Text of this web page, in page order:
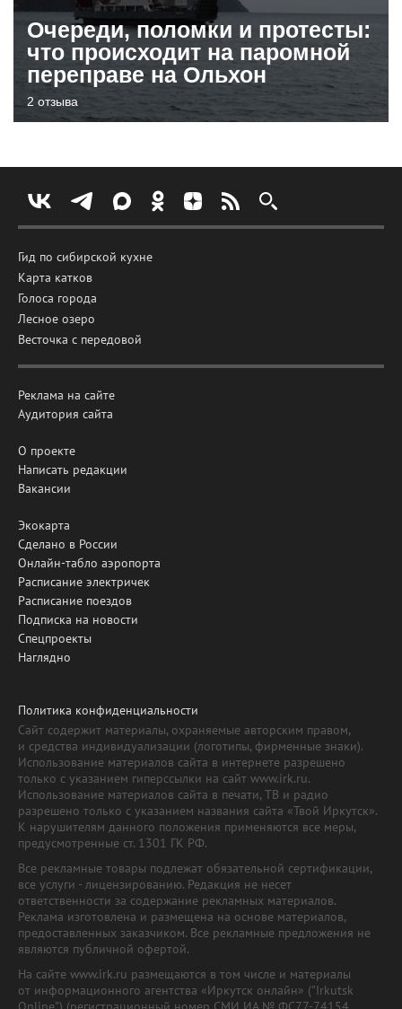
Очереди, поломки и протесты:
что происходит на паромной
переправе на Ольхон
2 отзыва
Гид по сибирской кухне
Карта катков
Голоса города
Лесное озеро
Весточка с передовой
Реклама на сайте
Аудитория сайта
О проекте
Написать редакции
Вакансии
Экокарта
Сделано в России
Онлайн-табло аэропорта
Расписание электричек
Расписание поездов
Подписка на новости
Спецпроекты
Наглядно
Политика конфиденциальности
Сайт содержит материалы, охраняемые авторским правом,
и средства индивидуализации (логотипы, фирменные знаки).
Использование материалов сайта в интернете разрешено
только с указанием гиперссылки на сайт www.irk.ru.
Использование материалов сайта в печати, ТВ и радио
разрешено только с указанием названия сайта «Твой Иркутск».
К нарушителям данного положения применяются все меры,
предусмотренные ст. 1301 ГК РФ.
Все рекламные товары подлежат обязательной сертификации,
все услуги - лицензированию. Редакция не несет
ответственности за содержание рекламных материалов.
Реклама изготовлена и размещена на основе материалов,
предоставленных заказчиком. Все рекламные предложения не
являются публичной офертой.
На сайте www.irk.ru размещаются в том числе и материалы
от информационного агентства «Иркутск онлайн» ("Irkutsk